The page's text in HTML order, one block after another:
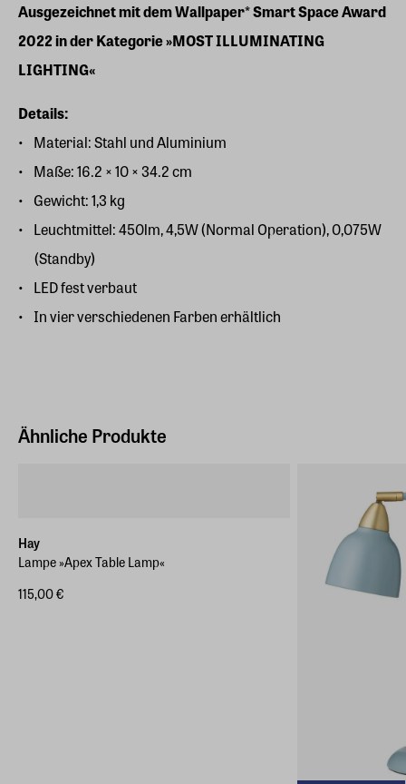
Ausgezeichnet mit dem Wallpaper* Smart Space Award
2022 in der Kategorie »MOST ILLUMINATING
LIGHTING«
Details:
Material: Stahl und Aluminium
Maße: 16.2 × 10 × 34.2 cm
Gewicht: 1,3 kg
Leuchtmittel: 450lm, 4,5W (Normal Operation), 0,075W
(Standby)
LED fest verbaut
In vier verschiedenen Farben erhältlich
Ähnliche Produkte
Hay
Lampe »Apex Table Lamp«
115,00 €